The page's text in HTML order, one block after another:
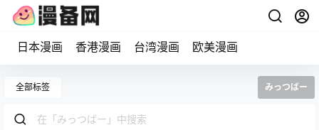
日本漫画 香港漫画 台湾漫画 欧美漫画
全部标签 みっつばー